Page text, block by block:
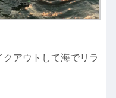
アウトして海でリラ